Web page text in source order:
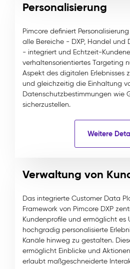
Personalisierung
Pimcore definiert
alle Bereiche - DXP, Handel
- integriert und Echtzeit-
verhaltensorientiertes Targeting
Aspekt des digitalen Erlebnisses
und gleichzeitig die Einhaltung
Datenschutzbestimmungen wie
sicherzustellen.
Weitere
Verwaltung von
Das integrierte Customer Data
Framework von Pimcore DXP
Kundenprofile und ermöglicht es
hochgradig personalisierte
Kanäle hinweg zu gestalten.
ermöglicht Einblicke und
erlaubt maßgeschneiderte